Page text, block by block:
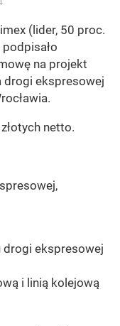
(lider, 50 proc.
na projekt
drogi ekspresowej
netto.
ekspresowej
i linią kolejową